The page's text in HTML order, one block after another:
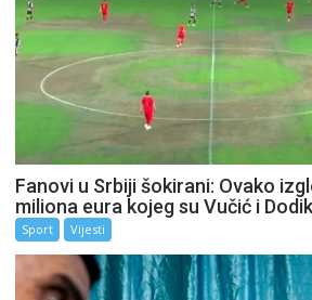
Fanovi u Srbiji šokirani: Ovako
miliona eura kojeg su Vučić i
Sport Vijesti